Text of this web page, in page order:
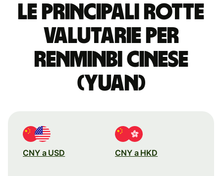
Le principali rotte
valutarie per
renminbi cinese
(yuan)
CNY a USD CNY a HKD